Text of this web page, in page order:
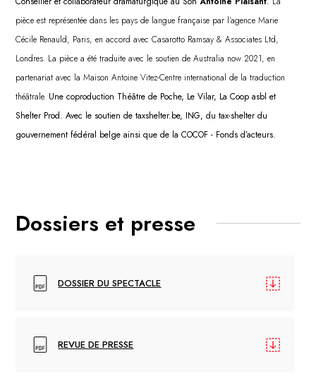
pièce est représentée dans les pays de langue française par l’agence Marie
Cécile Renauld, Paris, en accord avec Casarotto Ramsay & Associates Ltd,
Londres. La pièce a été traduite avec le soutien de Australia now 2021, en
partenariat avec la Maison Antoine Vitez-Centre international de la traduction
théâtrale. Une coproduction Théâtre de Poche, Le Vilar, La Coop asbl et
Shelter Prod. Avec le soutien de taxshelter.be, ING, du tax-shelter du
gouvernement fédéral belge ainsi que de la COCOF - Fonds d’acteurs.
Dossiers et presse
DOSSIER DU SPECTACLE
REVUE DE PRESSE